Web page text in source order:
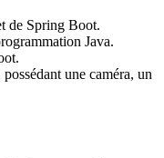
de Spring Boot.
Java.
une caméra, un